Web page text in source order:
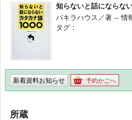
知らないと話にならな
パキラハウス／著 -- 情
タグ
新着資料お知らせ 予約かごへ
所蔵